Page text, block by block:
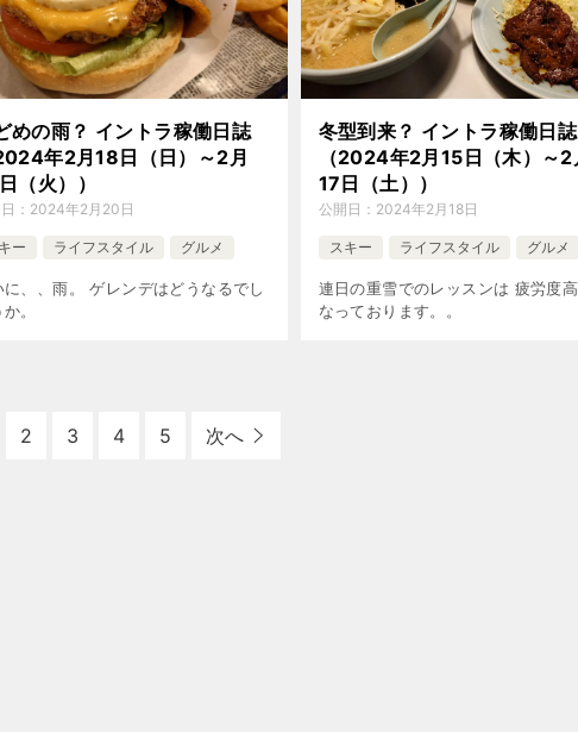
めの雨？ イントラ稼働日誌
年2月18日（日）～2月
（火））
： 2024年2月20日
ー ライフスタイル グルメ
に、、雨。 ゲレンデはどうなるでし
。
冬型到来？ イントラ稼働日誌
（2024年2月15日（木）～2
17日（土））
公開日： 2024年2月18日
スキー ライフスタイル グルメ
連日の重雪でのレッスンは 疲労度
なっております。。
2 3 4 5 次へ